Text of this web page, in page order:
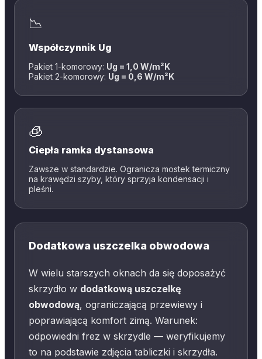
📉
Współczynnik Ug
Pakiet 1-komorowy: Ug = 1,0 W/m²K
Pakiet 2-komorowy: Ug = 0,6 W/m²K
🧊
Ciepła ramka dystansowa
Zawsze w standardzie. Ogranicza mostek termiczny
na krawędzi szyby, który sprzyja kondensacji i
pleśni.
Dodatkowa uszczelka obwodowa
W wielu starszych oknach da się doposażyć
skrzydło w dodatkową uszczelkę
obwodową, ograniczającą przewiewy i
poprawiającą komfort zimą. Warunek:
odpowiedni frez w skrzydle — weryfikujemy
to na podstawie zdjęcia tabliczki i skrzydła.